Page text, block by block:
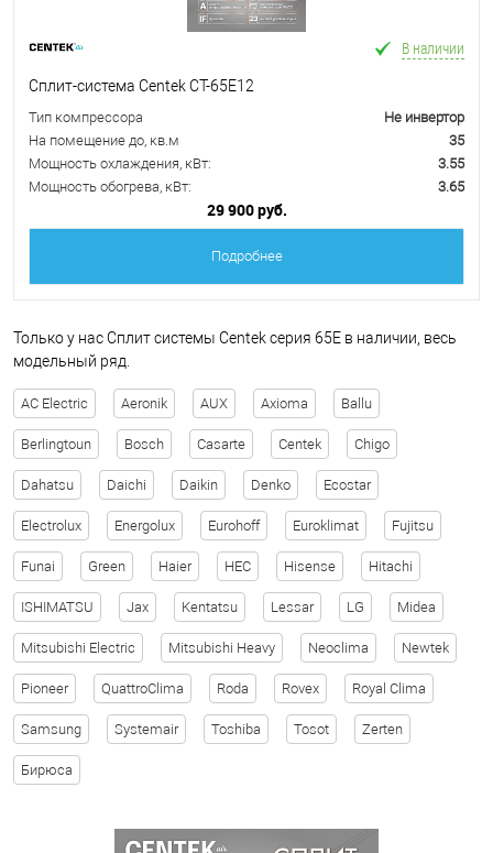
AC Electric Aeronik AUX Axioma Ballu
Berlingtoun Bosch Casarte Centek Chigo
Dahatsu Daichi Daikin Denko Ecostar
Electrolux Energolux Eurohoff Euroklimat Fujitsu
Funai Green Haier HEC Hisense Hitachi
ISHIMATSU Jax Kentatsu Lessar LG Midea
Mitsubishi Electric Mitsubishi Heavy Neoclima Newtek
Pioneer QuattroClima Roda Rovex Royal Clima
Samsung Systemair Toshiba Tosot Zerten
Бирюса
В наличии
Сплит-система Centek CT-65E12
Тип компрессора
Не инвертор
На помещение до, кв.м
35
Мощность охлаждения, кВт:
3.55
Мощность обогрева, кВт:
3.65
29 900 руб.
Подробнее
Только у нас Сплит системы Centek серия 65E в наличии, весь
модельный ряд.